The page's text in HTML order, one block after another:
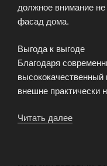
должное внимание не
фасад дома.
Выгода к выгоде
Благодаря
внешне практически
Читать далее